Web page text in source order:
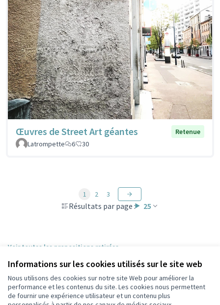
Informations sur les cookies utilisés sur le site web
Nous utilisons des cookies sur notre site Web pour améliorer la
performance et les contenus du site. Les cookies nous permettent
de fournir une expérience utilisateur et un contenu plus
Œuvres de Street Art géantes
Retenue
Latrompette
6 30
Résultats par page : 25
1 2 3
Voir toutes les propositions retirées
Conditions d'utilisation
Paramètres des cookies
Participez Villeurbanne sur X
Participez Villeurbanne sur Facebook
Participez Villeurbanne sur Instagram
Participez Villeurbanne sur YouTube